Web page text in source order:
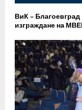
ВиК –
изграждане на